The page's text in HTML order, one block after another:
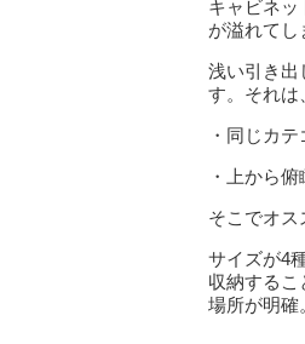
キャビネ
が溢れてし
浅い引き出
す。それは
・同じカ
・上から
そこでオス
サイズが4
収納するこ
場所が明確